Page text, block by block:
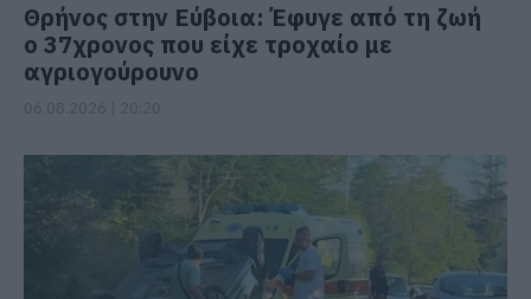
Θρήνος στην Εύβοια: Έφυγε από τη ζωή
ο 37χρονος που είχε τροχαίο με
αγριογούρουνο